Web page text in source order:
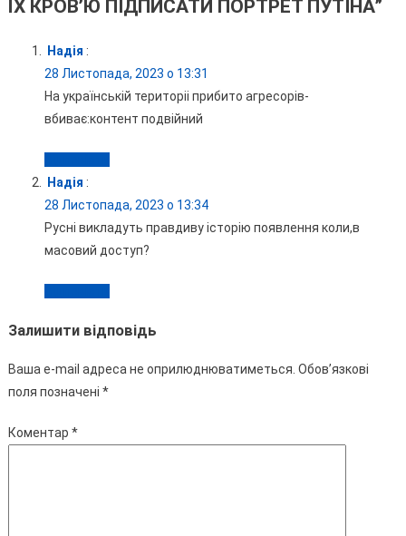
ЇХ КРОВ’Ю ПІДПИСАТИ ПОРТРЕТ ПУТІНА”
Надія :
28 Листопада, 2023 о 13:31
На українській територіі прибито агресорів-
вбиває:контент подвійний
Надія :
28 Листопада, 2023 о 13:34
Русні викладуть правдиву історію появлення коли,в
масовий доступ?
Залишити відповідь
Ваша e-mail адреса не оприлюднюватиметься. Обов’язкові
поля позначені *
Коментар *